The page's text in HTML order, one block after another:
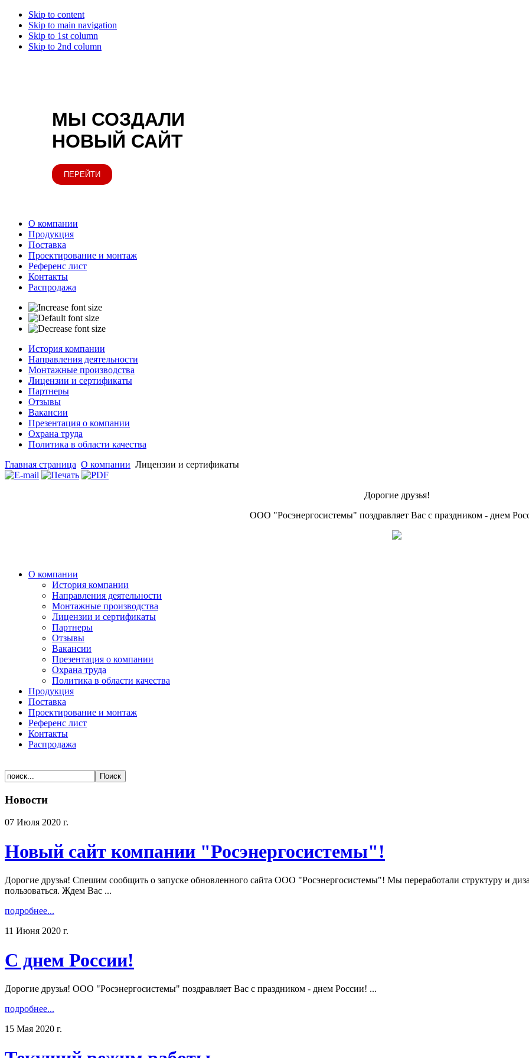
Skip to content
Skip to main navigation
Skip to 1st column
Skip to 2nd column
МЫ СОЗДАЛИ
НОВЫЙ САЙТ
ПЕРЕЙТИ
О компании
Продукция
Поставка
Проектирование и монтаж
Референс лист
Контакты
Распродажа
История компании
Направления деятельности
Монтажные производства
Лицензии и сертификаты
Партнеры
Отзывы
Вакансии
Презентация о компании
Охрана труда
Политика в области качества
Главная страница О компании Лицензии и сертификаты
Дорогие друзья!
ООО "Росэнергосистемы" поздравляет Вас с праздником - днем
О компании
История компании
Направления деятельности
Монтажные производства
Лицензии и сертификаты
Партнеры
Отзывы
Вакансии
Презентация о компании
Охрана труда
Политика в области качества
Продукция
Поставка
Проектирование и монтаж
Референс лист
Контакты
Распродажа
Новости
07 Июля 2020 г.
Новый сайт компании "Росэнергосистемы"!
Дорогие друзья! Спешим сообщить о запуске обновленного сайта ООО "Росэнергосистемы"! Мы переработали структуру и
пользоваться. Ждем Вас ...
подробнее...
11 Июня 2020 г.
С днем России!
Дорогие друзья! ООО "Росэнергосистемы" поздравляет Вас с праздником - днем России! ...
подробнее...
15 Мая 2020 г.